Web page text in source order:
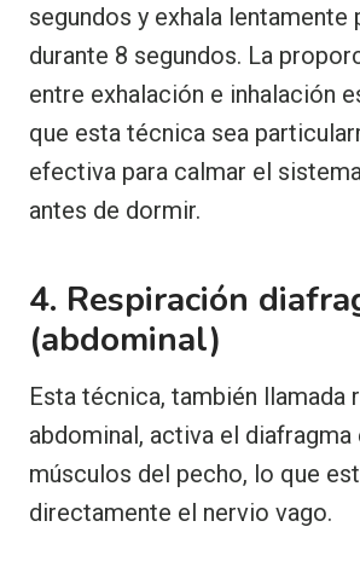
segundos y exhala lentamente
durante 8 segundos. La
entre exhalación e inhalación
que esta técnica sea
efectiva para calmar el
antes de dormir.
4. Respiración
(abdominal)
Esta técnica, también llamada
abdominal, activa el diafragma
músculos del pecho, lo que
directamente el nervio vago.